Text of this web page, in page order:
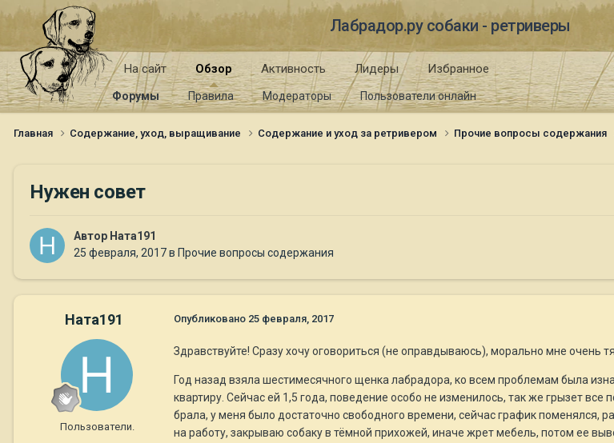
Лабрадор.ру собаки - ретриверы
На сайт Обзор
Форумы Правила Модераторы Пользователи онлайн
Активность Лидеры Избранное
Главная Содержание, уход, выращивание Содержание и уход за ретривером Прочие вопросы содержания
Нужен совет
Автор Ната191
25 февраля, 2017в Прочие вопросы содержания
Ната191
Пользователи.
Опубликовано 25 февраля, 2017
Здравствуйте! Сразу хочу оговориться (не оправдываюсь), морально мне очень
Год назад взяла шестимесячного щенка лабрадора, ко всем проблемам была
квартиру. Сейчас ей 1,5 года, поведение особо не изменилось, так же грызет
брала, у меня было достаточно свободного времени, сейчас график
на работу, закрываю собаку в тёмной прихожей, иначе жрет мебель, потом ее